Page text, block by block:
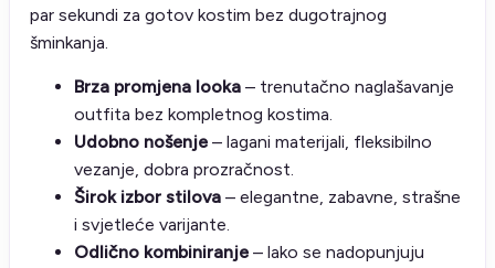
par sekundi za gotov kostim bez dugotrajnog
šminkanja.
Brza promjena looka – trenutačno naglašavanje
outfita bez kompletnog kostima.
Udobno nošenje – lagani materijali, fleksibilno
vezanje, dobra prozračnost.
Širok izbor stilova – elegantne, zabavne, strašne
i svjetleće varijante.
Odlično kombiniranje – lako se nadopunjuju